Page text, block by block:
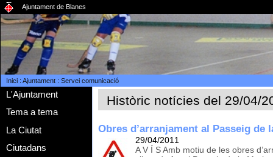
Ajuntament de Blanes
Inici: Ajuntament: Servei comunicació
L'Ajuntament
Tema a tema
La Ciutat
Ciutadans
Històric notícies del 29/04/
Obres d’arranjament al Passeig de
29/04/2011
A V Í S Amb motiu de les obres